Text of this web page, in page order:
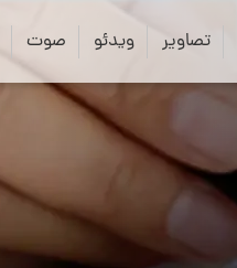
تصاویر ویدئو صوت